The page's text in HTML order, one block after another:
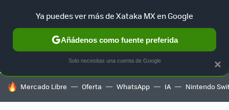
SELECCIÓN GAMING HOME AUTO TERRITORIO
HOY SE HABLA DE
Mercado Libre Oferta WhatsApp IA Nintendo
×
Ya puedes ver más de Xataka MX en Google
Añádenos como fuente preferida
Solo necesitas una cuenta de Google